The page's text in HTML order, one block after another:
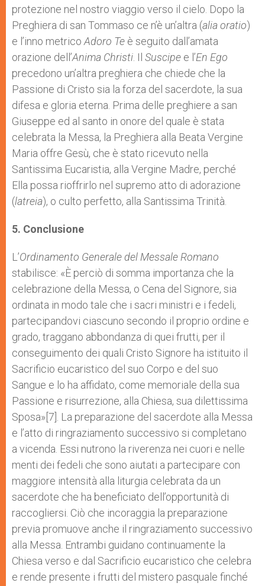
protezione nel nostro viaggio verso il cielo. Dopo la
Preghiera di san Tommaso ce n’è un’altra (aliaoratio)
e l’inno metrico Adoro Te è seguito dall’amata
orazione dell’Anima Christi . Il Suscipe e l’En Ego
precedono un’altra preghiera che chiede che la
Passione di Cristo sia la forza del sacerdote, la sua
difesa e gloria eterna. Prima delle preghiere a san
Giuseppe ed al santo in onore del quale è stata
celebrata la Messa, la Preghiera alla Beata Vergine
Maria offre Gesù, che è stato ricevuto nella
Santissima Eucaristia, alla Vergine Madre, perché
Ella possa rioffrirlo nel supremo atto di adorazione
(latreia), o culto perfetto, alla Santissima Trinità.
5. Conclusione
L’Ordinamento Generale del Messale Romano
stabilisce: «È perciò di somma importanza che la
celebrazione della Messa, o Cena del Signore, sia
ordinata in modo tale che i sacri ministri e i fedeli,
partecipandovi ciascuno secondo il proprio ordine e
grado, traggano abbondanza di quei frutti, per il
conseguimento dei quali Cristo Signore ha istituito il
Sacrificio eucaristico del suo Corpo e del suo
Sangue e lo ha affidato, come memoriale della sua
Passione e risurrezione, alla Chiesa, sua dilettissima
Sposa»[7]. La preparazione del sacerdote alla Messa
e l’atto di ringraziamento successivo si completano
a vicenda. Essi nutrono la riverenza nei cuori e nelle
menti dei fedeli che sono aiutati a partecipare con
maggiore intensità alla liturgia celebrata da un
sacerdote che ha beneficiato dell’opportunità di
raccogliersi. Ciò che incoraggia la preparazione
previa promuove anche il ringraziamento successivo
alla Messa. Entrambi guidano continuamente la
Chiesa verso e dal Sacrificio eucaristico che celebra
e rende presente i frutti del mistero pasquale finché